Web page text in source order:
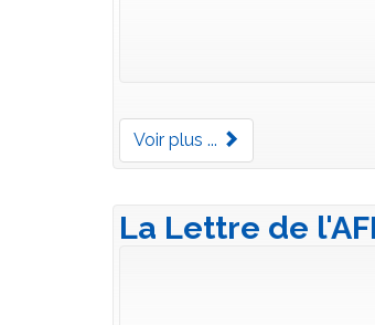
Voir plus ...
La Lettre de